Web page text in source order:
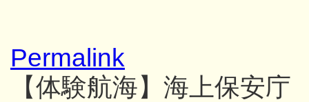
Permalink
【体験航海】海上保安